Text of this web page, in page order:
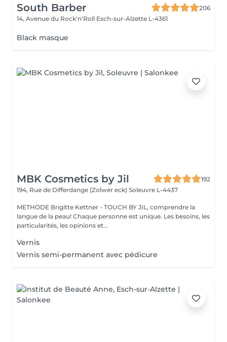
South Barber
206
14, Avenue du Rock'n'Roll Esch-sur-Alzette L-4361
Black masque
MBK Cosmetics by Jil
192
194, Rue de Differdange (Zolwer eck) Soleuvre L-4437
METHODE Brigitte Kettner - TOUCH BY JIL, comprendre la
langue de la peau! Chaque personne est unique. Les besoins, les
particularités, les opinions et...
Vernis
Vernis semi-permanent avec pédicure